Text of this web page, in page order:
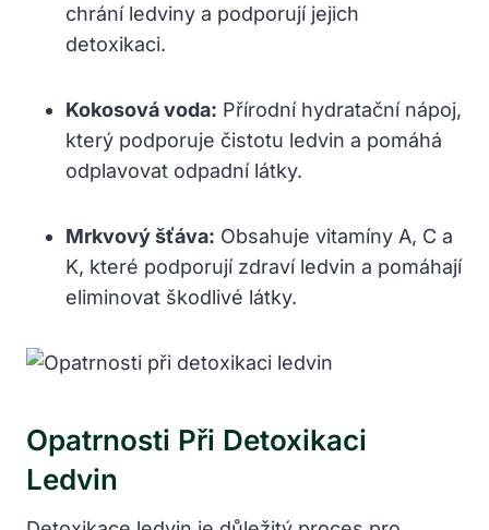
chrání ledviny ⁢a ​podporují jejich
detoxikaci.
Kokosová ⁤voda: Přírodní ⁣hydratační nápoj,
který podporuje‍ čistotu ledvin a pomáhá
⁤odplavovat ⁣odpadní látky.
Mrkvový šťáva: ⁣Obsahuje vitamíny A, C⁢ a
K, ‌které podporují⁢ zdraví ledvin a pomáhají
eliminovat škodlivé látky.
Opatrnosti Při Detoxikaci
⁢ledvin